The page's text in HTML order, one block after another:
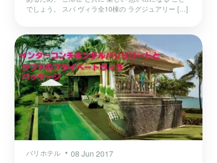
でしょう。 スパ ヴィラ全10棟の ラグジュアリー […]
バリホテル 08 Jun 2017